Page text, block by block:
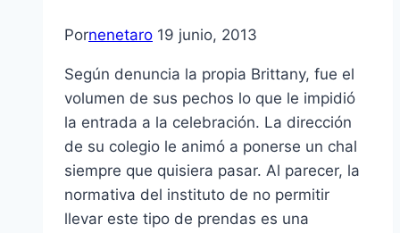
Pornenetaro 19 junio, 2013
Según denuncia la propia Brittany, fue el
volumen de sus pechos lo que le impidió
la entrada a la celebración. La dirección
de su colegio le animó a ponerse un chal
siempre que quisiera pasar. Al parecer, la
normativa del instituto de no permitir
llevar este tipo de prendas es una